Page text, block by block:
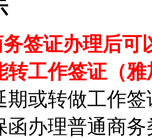
务签证办理后
转工作签证（
期或转做工作
函办理普通商